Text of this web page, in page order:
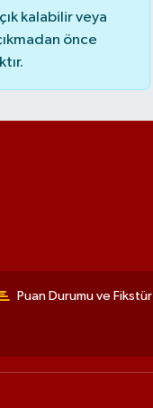
kalabilir veya
önce
Puan Durumu ve Fikstür